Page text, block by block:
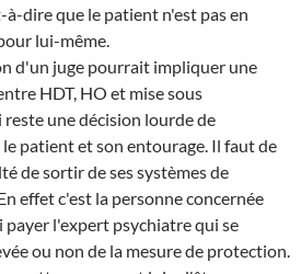
à-dire que le patient n'est pas en
lui-même.
d'un juge pourrait impliquer une
HDT, HO et mise sous
une décision lourde de
patient et son entourage. Il faut de
de sortir de ses systèmes de
effet c'est la personne concernée
l'expert psychiatre qui se
ou non de la mesure de protection.